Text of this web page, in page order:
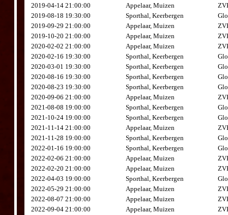
2019-04-14 21:00:00
Appelaar, Muizen
2019-08-18 19:30:00
Sporthal, Keerbergen
2019-09-29 21:00:00
Appelaar, Muizen
2019-10-20 21:00:00
Appelaar, Muizen
2020-02-02 21:00:00
Appelaar, Muizen
2020-02-16 19:30:00
Sporthal, Keerbergen
2020-03-01 19:30:00
Sporthal, Keerbergen
2020-08-16 19:30:00
Sporthal, Keerbergen
2020-08-23 19:30:00
Sporthal, Keerbergen
2020-09-06 21:00:00
Appelaar, Muizen
2021-08-08 19:00:00
Sporthal, Keerbergen
2021-10-24 19:00:00
Sporthal, Keerbergen
2021-11-14 21:00:00
Appelaar, Muizen
2021-11-28 19:00:00
Sporthal, Keerbergen
2022-01-16 19:00:00
Sporthal, Keerbergen
2022-02-06 21:00:00
Appelaar, Muizen
2022-02-20 21:00:00
Appelaar, Muizen
2022-04-03 19:00:00
Sporthal, Keerbergen
2022-05-29 21:00:00
Appelaar, Muizen
2022-08-07 21:00:00
Appelaar, Muizen
2022-09-04 21:00:00
Appelaar, Muizen